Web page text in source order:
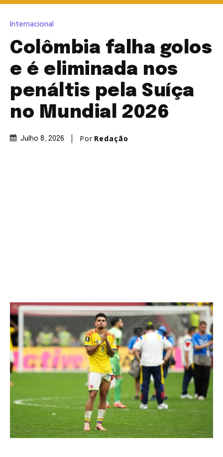
Internacional
Colômbia falha golos
e é eliminada nos
penáltis pela Suíça
no Mundial 2026
Julho 8, 2026 Por Redação